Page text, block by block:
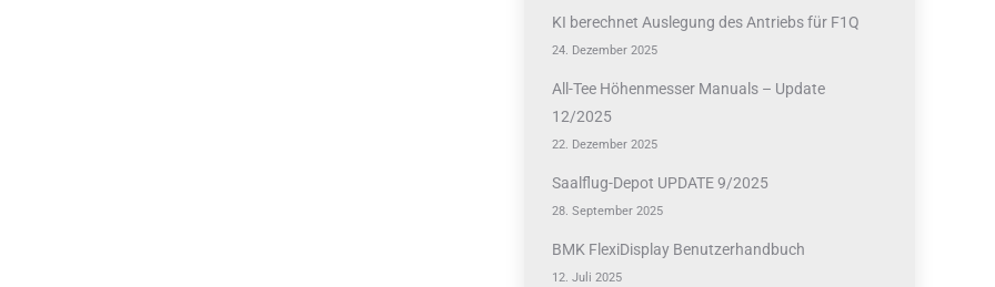
KI berechnet Auslegung des Antriebs für F1Q
24. Dezember 2025
All-Tee Höhenmesser Manuals – Update
12/2025
22. Dezember 2025
Saalflug-Depot UPDATE 9/2025
28. September 2025
BMK FlexiDisplay Benutzerhandbuch
12. Juli 2025